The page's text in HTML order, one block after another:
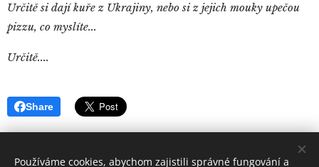
Určitě si dají kuře z Ukrajiny, nebo si z jejich mouky upečou
pizzu, co myslíte...
Určitě....
Share
Používáme cookies, abychom zajistili správné fungování a